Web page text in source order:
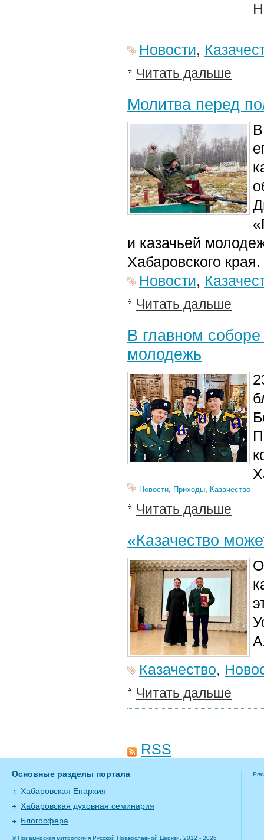
Новости,
Читать дальше
Молитва перед
и казачьей
Хабаровского края.
Новости,
Читать дальше
В главном
молодежь
Новости, Приходы, Казачество
Читать дальше
«Казачество
Казачество,
Читать дальше
RSS
Основные разделы портала
Хабаровская Епархия
Хабаровская духовная семинария
Блогосфера
© Приамурская митрополия Русской Православной Церкви, 2012 - 2026